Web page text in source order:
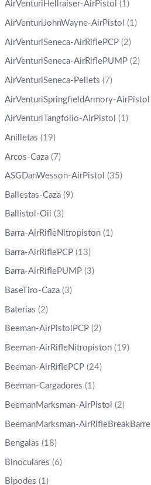
AirVenturiHellraiser-AirPistol (1)
AirVenturiJohnWayne-AirPistol (1)
AirVenturiSeneca-AirRiflePCP (2)
AirVenturiSeneca-AirRiflePUMP (2)
AirVenturiSeneca-Pellets (7)
AirVenturiSpringfieldArmory-AirPistol
AirVenturiTangfolio-AirPistol (1)
Anilletas (19)
Arcos-Caza (7)
ASGDanWesson-AirPistol (35)
Ballestas-Caza (9)
Ballistol-Oil (3)
Barra-AirRifleNitropiston (1)
Barra-AirRiflePCP (13)
Barra-AirRiflePUMP (3)
BaseTiro-Caza (3)
Baterias (2)
Beeman-AirPistolPCP (2)
Beeman-AirRifleNitropiston (19)
Beeman-AirRiflePCP (24)
Beeman-Cargadores (1)
BeemanMarksman-AirPistol (2)
BeemanMarksman-AirRifleBreakBarrel
Bengalas (18)
Binoculares (6)
Bipodes (1)